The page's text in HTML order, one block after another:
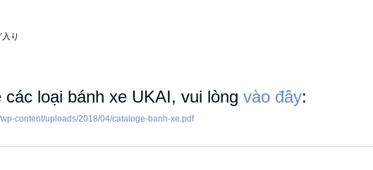
り
loại bánh xe UKAI, vui lòng vào đây:
content/uploads/2018/04/cataloge-banh-xe.pdf